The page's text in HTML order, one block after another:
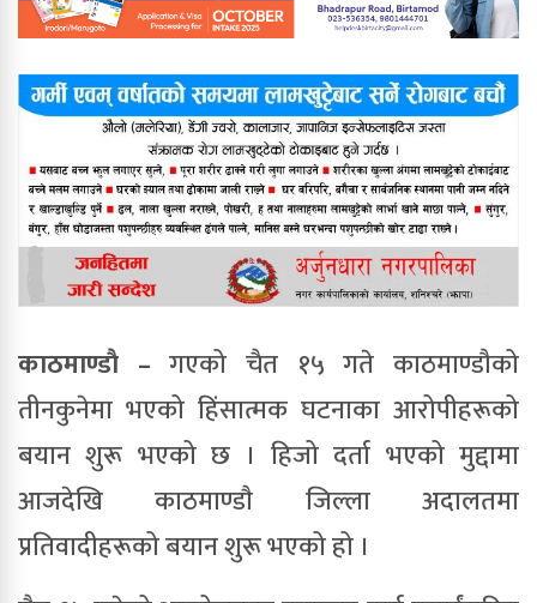
काठमाण्डाै –गएको चैत १५ गते काठमाण्डौको
तीनकुनेमा भएको हिंसात्मक घटनाका आरोपीहरूको
बयान शुरू भएको छ । हिजो दर्ता भएको मुद्दामा
आजदेखि काठमाण्डाै जिल्ला अदालतमा
प्रतिवादीहरूको बयान शुरू भएको हो ।